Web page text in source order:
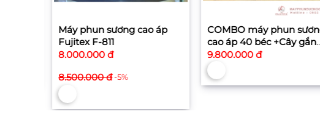
Máy phun sương cao áp
Fujitex F-811
8.000.000 đ
8.500.000 đ-5%
COMBO máy phun sương
cao áp 40 béc +Cây gắn
30cm
9.800.000 đ